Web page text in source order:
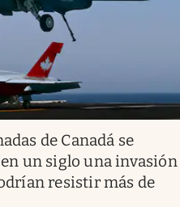
de Canadá se
un siglo una invasión
resistir más de